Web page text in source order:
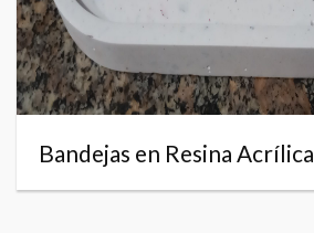
Bandejas en Resina Acrílica